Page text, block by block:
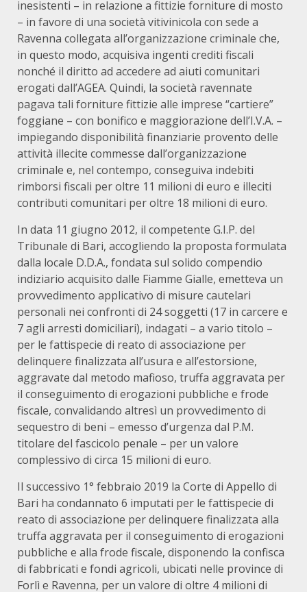
inesistenti – in relazione a fittizie forniture di mosto
– in favore di una società vitivinicola con sede a
Ravenna collegata all’organizzazione criminale che,
in questo modo, acquisiva ingenti crediti fiscali
nonché il diritto ad accedere ad aiuti comunitari
erogati dall’AGEA. Quindi, la società ravennate
pagava tali forniture fittizie alle imprese “cartiere”
foggiane – con bonifico e maggiorazione dell’I.V.A. –
impiegando disponibilità finanziarie provento delle
attività illecite commesse dall’organizzazione
criminale e, nel contempo, conseguiva indebiti
rimborsi fiscali per oltre 11 milioni di euro e illeciti
contributi comunitari per oltre 18 milioni di euro.
In data 11 giugno 2012, il competente G.I.P. del
Tribunale di Bari, accogliendo la proposta formulata
dalla locale D.D.A., fondata sul solido compendio
indiziario acquisito dalle Fiamme Gialle, emetteva un
provvedimento applicativo di misure cautelari
personali nei confronti di 24 soggetti (17 in carcere e
7 agli arresti domiciliari), indagati – a vario titolo –
per le fattispecie di reato di associazione per
delinquere finalizzata all’usura e all’estorsione,
aggravate dal metodo mafioso, truffa aggravata per
il conseguimento di erogazioni pubbliche e frode
fiscale, convalidando altresì un provvedimento di
sequestro di beni – emesso d’urgenza dal P.M.
titolare del fascicolo penale – per un valore
complessivo di circa 15 milioni di euro.
Il successivo 1° febbraio 2019 la Corte di Appello di
Bari ha condannato 6 imputati per le fattispecie di
reato di associazione per delinquere finalizzata alla
truffa aggravata per il conseguimento di erogazioni
pubbliche e alla frode fiscale, disponendo la confisca
di fabbricati e fondi agricoli, ubicati nelle province di
Forlì e Ravenna, per un valore di oltre 4 milioni di